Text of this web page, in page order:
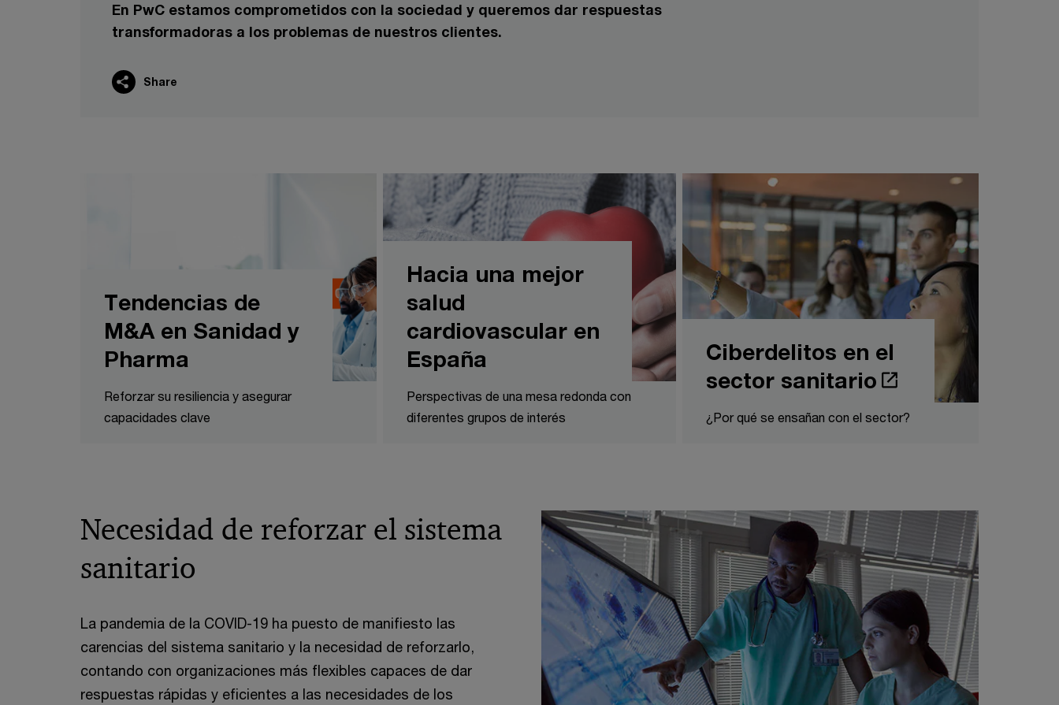
En PwC estamos comprometidos con la sociedad y queremos dar respuestas
transformadoras a los problemas de nuestros clientes.
Share
Tendencias de
M&A en Sanidad y
Pharma
Reforzar su resiliencia y asegurar
capacidades clave
Hacia una mejor
salud
cardiovascular en
España
Perspectivas de una mesa redonda con
diferentes grupos de interés
Ciberdelitos en el
sector sanitario
¿Por qué se ensañan con el sector?
Necesidad de reforzar el sistema
sanitario
La pandemia de la COVID-19 ha puesto de manifiesto las
carencias del sistema sanitario y la necesidad de reforzarlo,
contando con organizaciones más flexibles capaces de dar
respuestas rápidas y eficientes a las necesidades de los